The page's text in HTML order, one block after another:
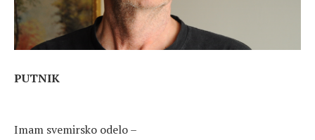
PUTNIK
Imam svemirsko odelo –